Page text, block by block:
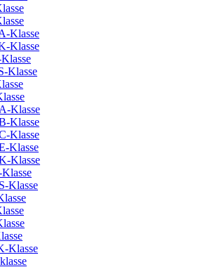
Klasse
Klasse
Klasse
Klasse
Klasse
Klasse
Klasse
Klasse
Klasse
Klasse